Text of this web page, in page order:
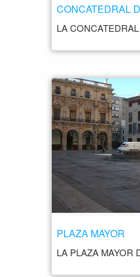
PLAZA MAYOR